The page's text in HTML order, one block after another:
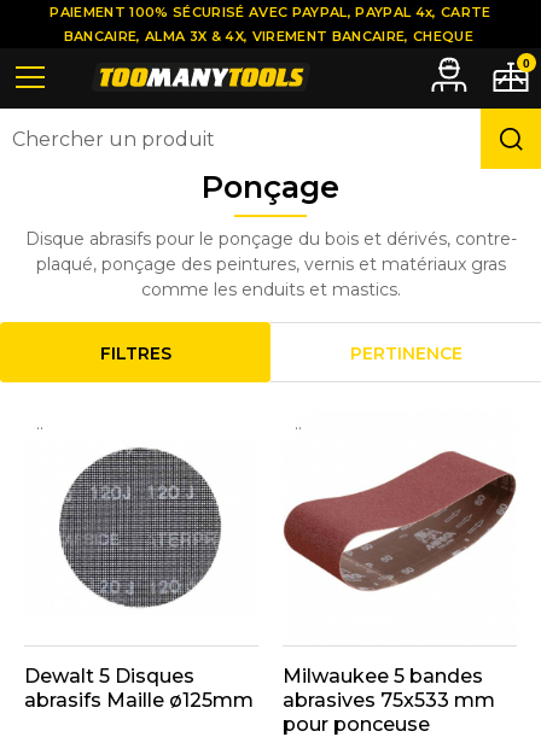
Ponçage
Disque abrasifs pour le ponçage du bois et dérivés, contre-
plaqué, ponçage des peintures, vernis et matériaux gras
comme les enduits et mastics.
FILTRES PERTINENCE
..
Dewalt 5 Disques
abrasifs Maille ø125mm
..
Milwaukee 5 bandes
abrasives 75x533 mm
pour ponceuse
PAIEMENT 100% SÉCURISÉ AVEC PAYPAL, PAYPAL 4x, CARTE
BANCAIRE, ALMA 3X & 4X, VIREMENT BANCAIRE, CHEQUE
0